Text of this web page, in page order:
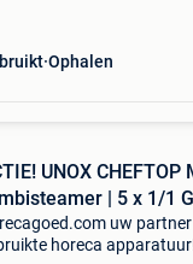
Ophalen
UNOX CHEFTOP
| 5 x 1/1
uw
horeca